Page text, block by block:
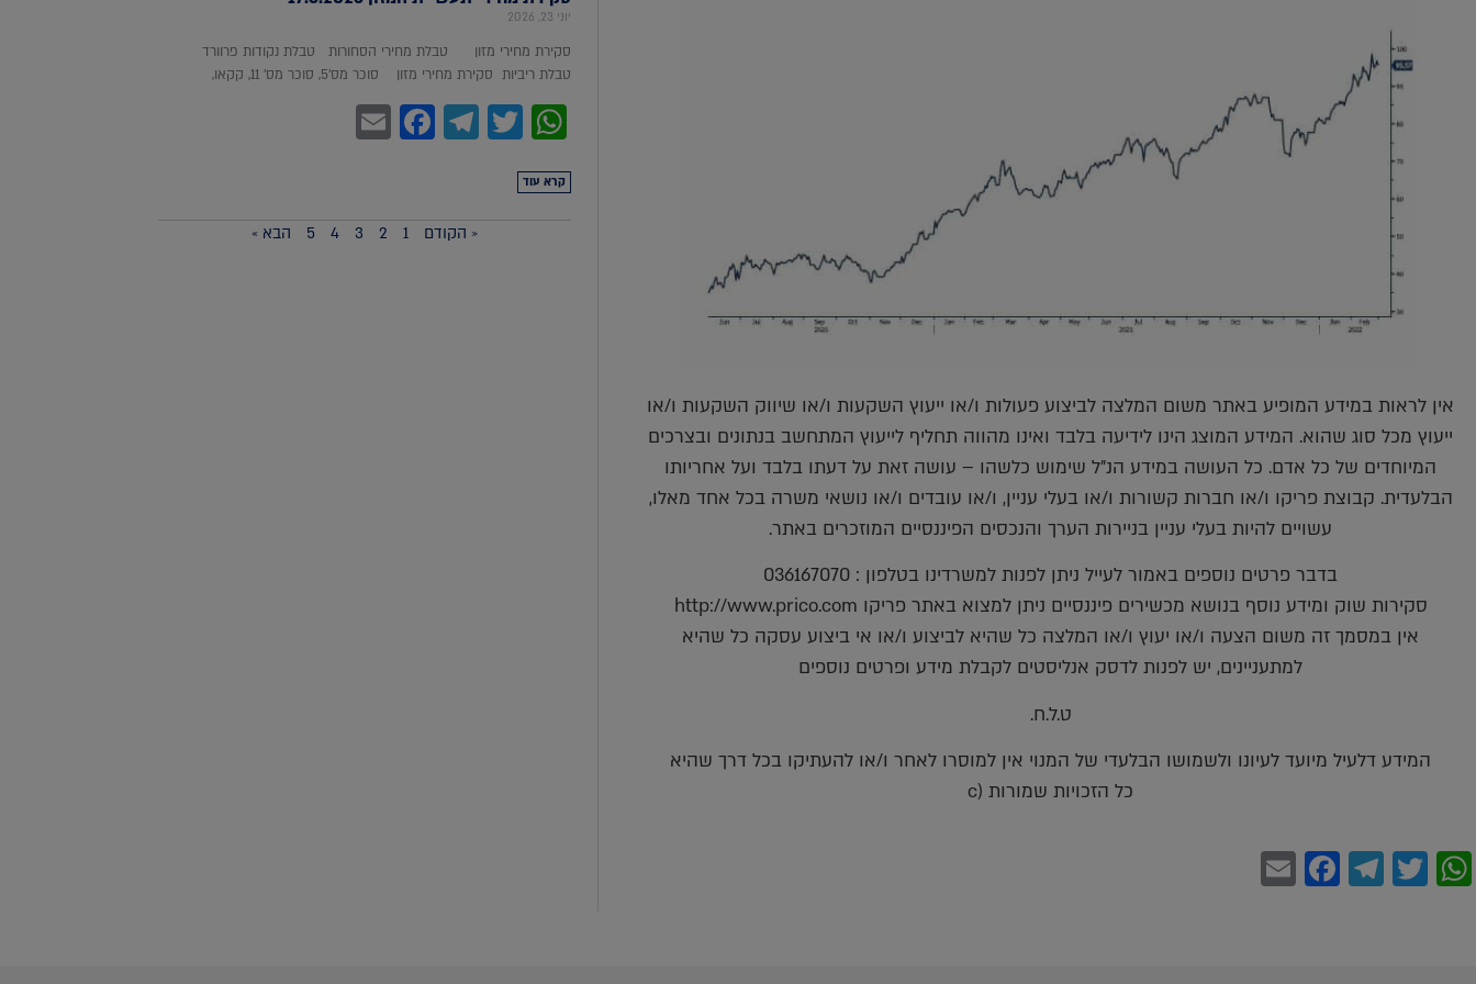
אין לראות במידע המופיע באתר משום המלצה לביצוע פעולות ו/או ייעוץ השקעות ו/או שיווק השקעות ו/או
ייעוץ מכל סוג שהוא. המידע המוצג הינו לידיעה בלבד ואינו מהווה תחליף לייעוץ המתחשב בנתונים ובצרכים
המיוחדים של כל אדם. כל העושה במידע הנ"ל שימוש כלשהו – עושה זאת על דעתו בלבד ועל אחריותו
הבלעדית. קבוצת פריקו ו/או חברות קשורות ו/או בעלי עניין, ו/או עובדים ו/או נושאי משרה בכל אחד מאלו,
עשויים להיות בעלי עניין בניירות הערך והנכסים הפיננסיים המוזכרים באתר.
בדבר פרטים נוספים באמור לעייל ניתן לפנות למשרדינו בטלפון : 036167070
סקירות שוק ומידע נוסף בנושא מכשירים פיננסיים ניתן למצוא באתר פריקו http://www.prico.com
אין במסמך זה משום הצעה ו/או יעוץ ו/או המלצה כל שהיא לביצוע ו/או אי ביצוע עסקה כל שהיא
למתעניינים, יש לפנות לדסק אנליסטים לקבלת מידע ופרטים נוספים
ט.ל.ח.
המידע דלעיל מיועד לעיונו ולשמושו הבלעדי של המנוי אין למוסרו לאחר ו/או להעתיקו בכל דרך שהיא
כל הזכויות שמורות (c
WhatsApp
Twitter
Telegram
Facebook
יוני 23, 2026
סקירת מחירי מזון טבלת מחירי הסחורות טבלת נקודות פרוורד
טבלת ריביות סקירת מחירי מזון סוכר מס'5, סוכר מס' 11, קקאו,
WhatsApp
Twitter
Telegram
Facebook
Email
קרא עוד
« הקודם 1
2
3
4
5 הבא »